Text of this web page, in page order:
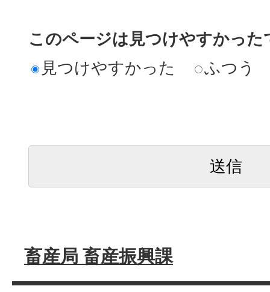
このページは見つけやすかった
見つけやすかった
ふつう
畜産局 畜産振興課